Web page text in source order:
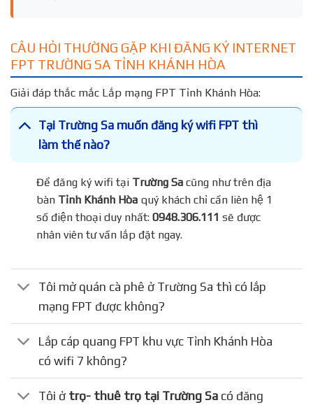
CÂU HỎI THƯỜNG GẶP KHI ĐĂNG KÝ INTERNET
FPT TRƯỜNG SA TỈNH KHÁNH HÒA
Giải đáp thắc mắc Lắp mạng FPT Tỉnh Khánh Hòa:
Tại Trường Sa muốn đăng ký wifi FPT thì
làm thế nào?
Để đăng ký wifi tạiTrường Sacũng như trên địa
bànTỉnh Khánh Hòaquý khách chỉ cần liên hệ 1
số điện thoại duy nhất:0948.306.111 sẽ được
nhân viên tư vấn lắp đặt ngay.
Tôi mở quán cà phê ở Trường Sa thì có lắp
mạng FPT được không?
Lắp cáp quang FPT khu vực Tỉnh Khánh Hòa
có wifi 7 không?
Tôi ở trọ- thuê trọ tại Trường Sa có đăng